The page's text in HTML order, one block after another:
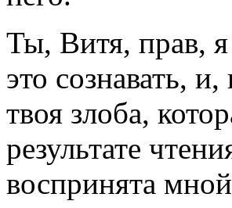
Ты, Витя, прав, я
это сознавать,
твоя злоба,
результате
воспринята